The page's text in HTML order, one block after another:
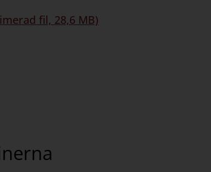
fil, 28,6 MB)